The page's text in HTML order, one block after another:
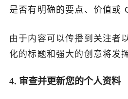
是否有明确的要点、价值或
由于内容可以传播到关注者
化的标题和强大的创意将发
4. 审查并更新您的个人资料